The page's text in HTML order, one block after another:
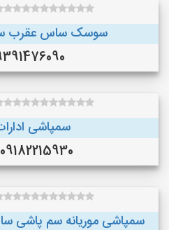
سوسک ساس عقرب
09391476090
سمپاشی
09182215930 (همدان)
سمپاشی موریانه سم پاشی